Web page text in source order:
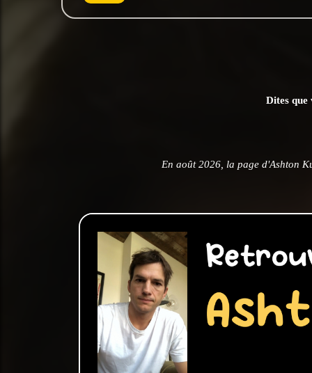
Dites que
En août 2026, la page d'Ashton